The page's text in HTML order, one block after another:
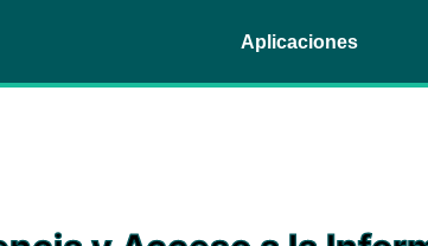
Aplicaciones